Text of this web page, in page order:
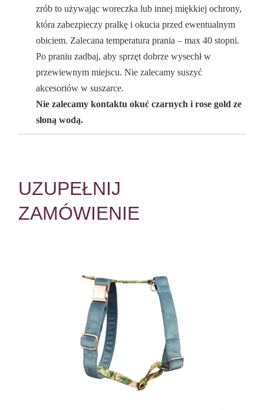
zrób to używając woreczka lub innej miękkiej ochrony,
która zabezpieczy pralkę i okucia przed ewentualnym
obiciem. Zalecana temperatura prania – max 40 stopni.
Po praniu zadbaj, aby sprzęt dobrze wysechł w
przewiewnym miejscu. Nie zalecamy suszyć
akcesoriów w suszarce.
Nie zalecamy kontaktu okuć czarnych i rose gold ze
słoną wodą.
UZUPEŁNIJ
ZAMÓWIENIE